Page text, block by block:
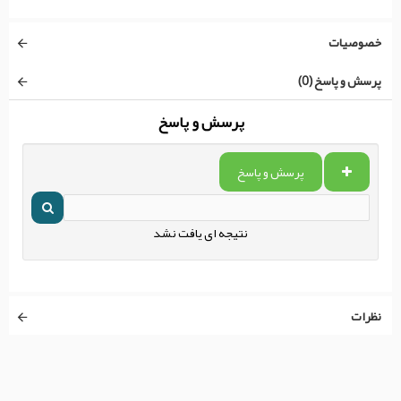
خصوصیات
پرسش و پاسخ (0)
پرسش و پاسخ
پرسش و پاسخ
نتیجه ای یافت نشد
نظرات